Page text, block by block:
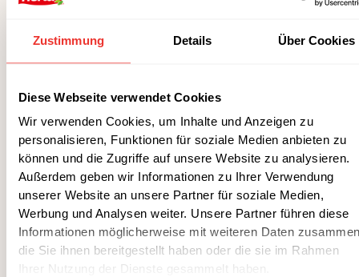
Zustimmung Details Über Cookies
Diese Webseite verwendet Cookies
Wir verwenden Cookies, um Inhalte und Anzeigen zu
personalisieren, Funktionen für soziale Medien anbieten zu
können und die Zugriffe auf unsere Website zu analysieren.
Außerdem geben wir Informationen zu Ihrer Verwendung
unserer Website an unsere Partner für soziale Medien,
Werbung und Analysen weiter. Unsere Partner führen diese
Informationen möglicherweise mit weiteren Daten
die Sie ihnen bereitgestellt haben oder die sie im Rahmen
Ihrer Nutzung der Dienste gesammelt haben.
Nährwerte pro 100 g
Fett
davon gesättigte Fettsäuren 0,7 g
Kohlenhydrate 1,0 g
davon Zucker 1,0 g
Eiweiß